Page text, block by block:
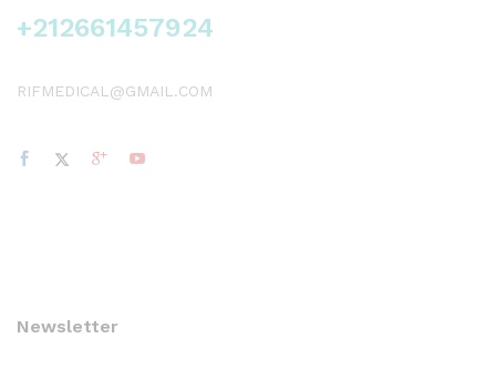
+212661457924
RIFMEDICAL@GMAIL.COM
Newsletter